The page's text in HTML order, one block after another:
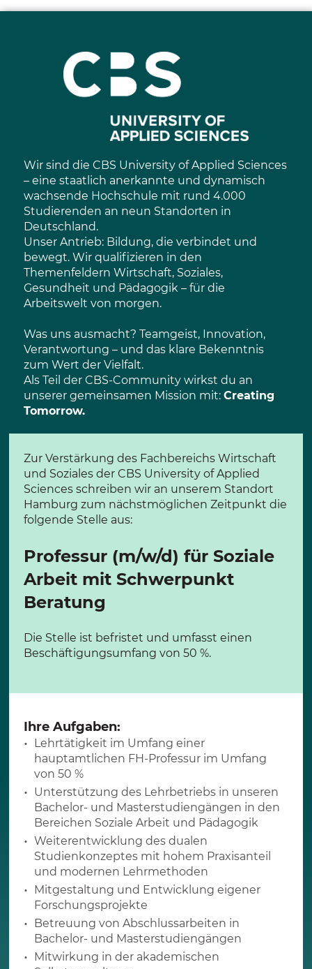
Wir sind die CBS University of Applied Sciences
– eine staatlich anerkannte und dynamisch
wachsende Hochschule mit rund 4.000
Studierenden an neun Standorten in
Deutschland.
Unser Antrieb: Bildung, die verbindet und
bewegt. Wir qualifizieren in den
Themenfeldern Wirtschaft, Soziales,
Gesundheit und Pädagogik – für die
Arbeitswelt von morgen.
Was uns ausmacht? Teamgeist, Innovation,
Verantwortung – und das klare Bekenntnis
zum Wert der Vielfalt.
Als Teil der CBS-Community wirkst du an
unserer gemeinsamen Mission mit:Creating
Tomorrow.
Zur Verstärkung des Fachbereichs Wirtschaft
und Soziales der CBS University of Applied
Sciences schreiben wir an unserem Standort
Hamburg zum nächstmöglichen Zeitpunkt die
folgende Stelle aus:
Professur (m/w/d) für Soziale
Arbeit mit Schwerpunkt
Beratung
Die Stelle ist befristet und umfasst einen
Beschäftigungsumfang von 50 %.
Ihre Aufgaben:
Lehrtätigkeit im Umfang einer
hauptamtlichen FH-Professur im Umfang
von 50 %
Unterstützung des Lehrbetriebs in unseren
Bachelor- und Masterstudiengängen in den
Bereichen Soziale Arbeit und Pädagogik
Weiterentwicklung des dualen
Studienkonzeptes mit hohem Praxisanteil
und modernen Lehrmethoden
Mitgestaltung und Entwicklung eigener
Forschungsprojekte
Betreuung von Abschlussarbeiten in
Bachelor- und Masterstudiengängen
Mitwirkung in der akademischen